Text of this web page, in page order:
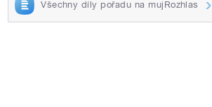
Všechny díly pořadu na mujRozhlas